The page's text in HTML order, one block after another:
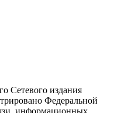
Сетевого издания
Федеральной
информационных